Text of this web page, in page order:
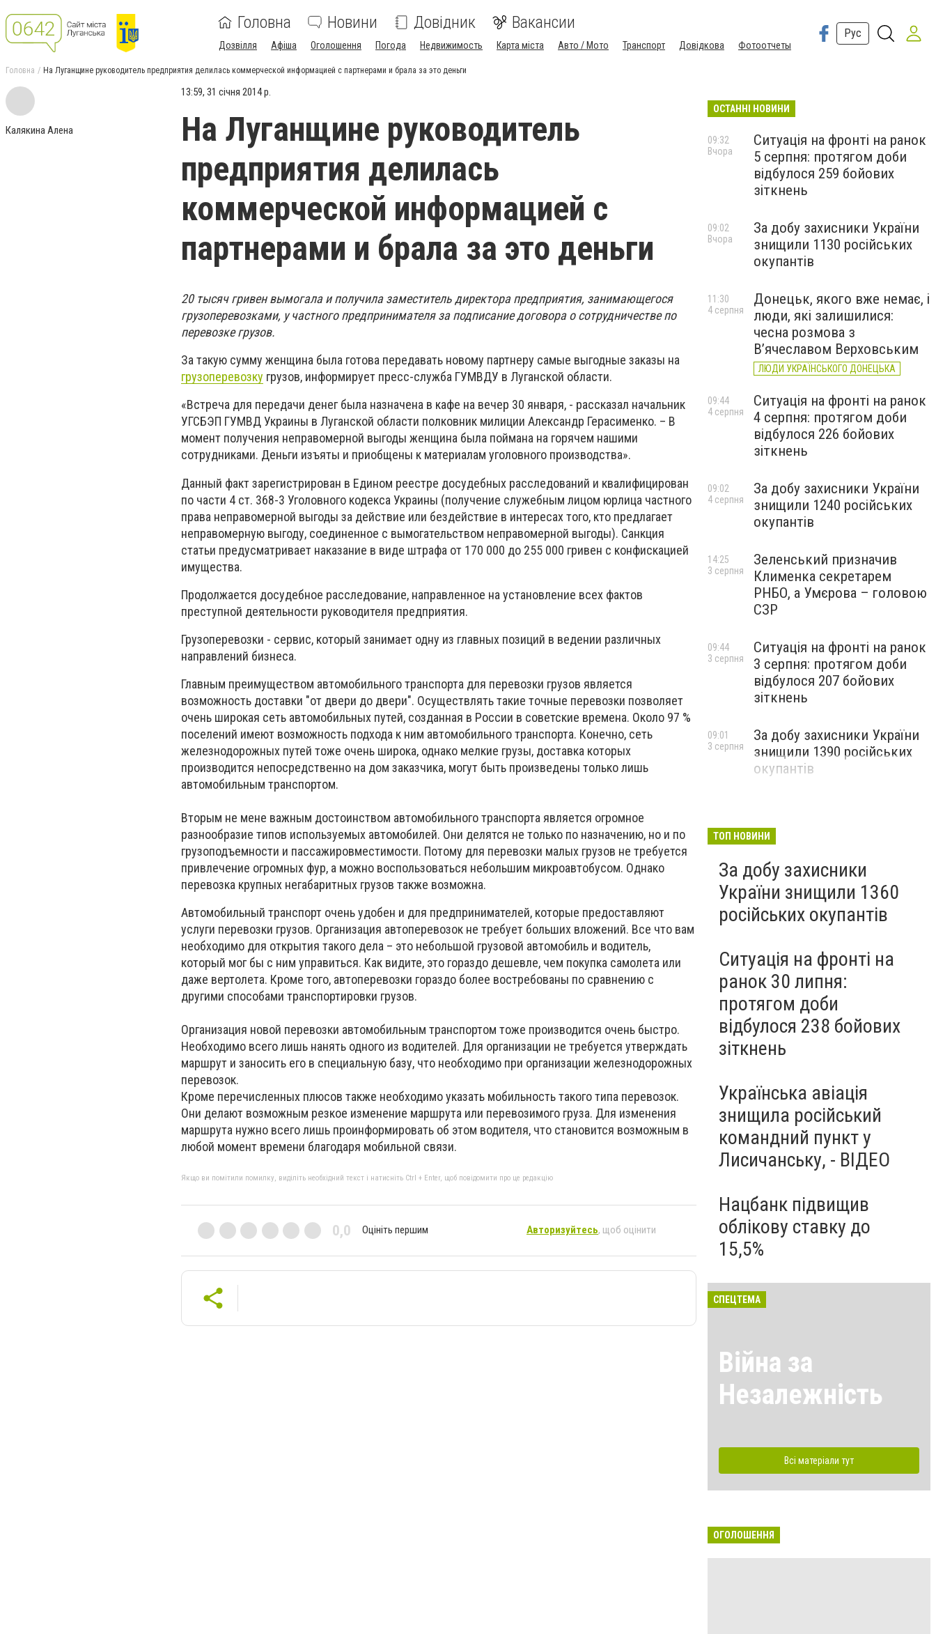
Головна Новини Довідник Вакансии
Дозвілля Афіша Оголошення Погода Недвижимость Карта міста Авто / Мото Транспорт Довідкова Фотоотчеты
Рус
Головна На Луганщине руководитель предприятия делилась коммерческой информацией с партнерами и брала за это деньги
Калякина Алена
13:59, 31 січня 2014 р.
На Луганщине руководитель
предприятия делилась
коммерческой информацией с
партнерами и брала за это деньги
20 тысяч гривен вымогала и получила заместитель директора предприятия, занимающегося
грузоперевозками, у частного предпринимателя за подписание договора о сотрудничестве по
перевозке грузов.
За такую сумму женщина была готова передавать новому партнеру самые выгодные заказы на
грузоперевозку грузов, информирует пресс-служба ГУМВДУ в Луганской области.
«Встреча для передачи денег была назначена в кафе на вечер 30 января, - рассказал начальник
УГСБЭП ГУМВД Украины в Луганской области полковник милиции Александр Герасименко. – В
момент получения неправомерной выгоды женщина была поймана на горячем нашими
сотрудниками. Деньги изъяты и приобщены к материалам уголовного производства».
Данный факт зарегистрирован в Едином реестре досудебных расследований и квалифицирован
по части 4 ст. 368-3 Уголовного кодекса Украины (получение служебным лицом юрлица частного
права неправомерной выгоды за действие или бездействие в интересах того, кто предлагает
неправомерную выгоду, соединенное с вымогательством неправомерной выгоды). Санкция
статьи предусматривает наказание в виде штрафа от 170 000 до 255 000 гривен с конфискацией
имущества.
Продолжается досудебное расследование, направленное на установление всех фактов
преступной деятельности руководителя предприятия.
Грузоперевозки - сервис, который занимает одну из главных позиций в ведении различных
направлений бизнеса.
Главным преимуществом автомобильного транспорта для перевозки грузов является
возможность доставки "от двери до двери". Осуществлять такие точные перевозки позволяет
очень широкая сеть автомобильных путей, созданная в России в советские времена. Около 97 %
поселений имеют возможность подхода к ним автомобильного транспорта. Конечно, сеть
железнодорожных путей тоже очень широка, однако мелкие грузы, доставка которых
производится непосредственно на дом заказчика, могут быть произведены только лишь
автомобильным транспортом.
Вторым не мене важным достоинством автомобильного транспорта является огромное
разнообразие типов используемых автомобилей. Они делятся не только по назначению, но и по
грузоподъемности и пассажировместимости. Потому для перевозки малых грузов не требуется
привлечение огромных фур, а можно воспользоваться небольшим микроавтобусом. Однако
перевозка крупных негабаритных грузов также возможна.
Автомобильный транспорт очень удобен и для предпринимателей, которые предоставляют
услуги перевозки грузов. Организация автоперевозок не требует больших вложений. Все что вам
необходимо для открытия такого дела – это небольшой грузовой автомобиль и водитель,
который мог бы с ним управиться. Как видите, это гораздо дешевле, чем покупка самолета или
даже вертолета. Кроме того, автоперевозки гораздо более востребованы по сравнению с
другими способами транспортировки грузов.
Организация новой перевозки автомобильным транспортом тоже производится очень быстро.
Необходимо всего лишь нанять одного из водителей. Для организации не требуется утверждать
маршрут и заносить его в специальную базу, что необходимо при организации железнодорожных
перевозок.
Кроме перечисленных плюсов также необходимо указать мобильность такого типа перевозок.
Они делают возможным резкое изменение маршрута или перевозимого груза. Для изменения
маршрута нужно всего лишь проинформировать об этом водителя, что становится возможным в
любой момент времени благодаря мобильной связи.
Якщо ви помітили помилку, виділіть необхідний текст і натисніть Ctrl + Enter, щоб повідомити про це редакцію
0,0 Оцініть першим Авторизуйтесь, щоб оцінити
ОСТАННІ НОВИНИ
Ситуація на фронті на ранок
5 серпня: протягом доби
відбулося 259 бойових
зіткнень
09:32
Вчора
За добу захисники України
знищили 1130 російських
окупантів
09:02
Вчора
Донецьк, якого вже немає, і
люди, які залишилися:
чесна розмова з
В’ячеславом Верховським
ЛЮДИ УКРАЇНСЬКОГО ДОНЕЦЬКА
11:30
4 серпня
Ситуація на фронті на ранок
4 серпня: протягом доби
відбулося 226 бойових
зіткнень
09:44
4 серпня
За добу захисники України
знищили 1240 російських
окупантів
09:02
4 серпня
Зеленський призначив
Клименка секретарем
РНБО, а Умєрова – головою
СЗР
14:25
3 серпня
Ситуація на фронті на ранок
3 серпня: протягом доби
відбулося 207 бойових
зіткнень
09:44
3 серпня
За добу захисники України
знищили 1390 російських
окупантів
09:01
3 серпня
ТОП НОВИНИ
За добу захисники
України знищили 1360
російських окупантів
Ситуація на фронті на
ранок 30 липня:
протягом доби
відбулося 238 бойових
зіткнень
Українська авіація
знищила російський
командний пункт у
Лисичанську, - ВІДЕО
Нацбанк підвищив
облікову ставку до
15,5%
СПЕЦТЕМА
Війна за
Незалежність
Всі матеріали тут
ОГОЛОШЕННЯ